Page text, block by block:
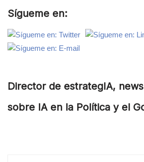
Sígueme en:
Director de estrategIA,
sobre IA en la Política y el